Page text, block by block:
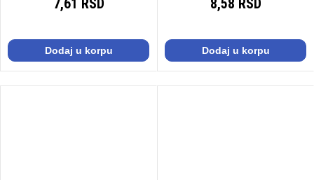
7,61 RSD
Dodaj u korpu
8,58 RSD
Dodaj u korpu